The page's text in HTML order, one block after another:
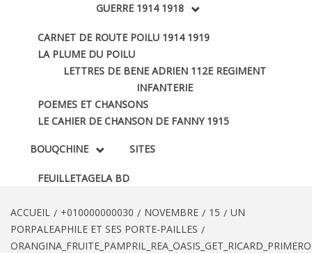
GUERRE 1914 1918
CARNET DE ROUTE POILU 1914 1919
LA PLUME DU POILU
LETTRES DE BENE ADRIEN 112E REGIMENT
INFANTERIE
POEMES ET CHANSONS
LE CAHIER DE CHANSON DE FANNY 1915
BOUQCHINE
FEUILLETAGELA BD
SITES
ACCUEIL +010000000030 NOVEMBRE 15
UN
PORPALEAPHILE ET SES PORTE-PAILLES